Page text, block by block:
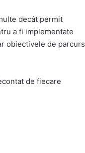
decât permit
a fi implementate
obiectivele de parcurs
de fiecare